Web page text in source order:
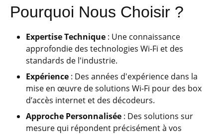
Pourquoi Nous Choisir ?
Expertise Technique : Une connaissance
approfondie des technologies Wi-Fi et des
standards de l'industrie.
Expérience : Des années d'expérience dans la
mise en œuvre de solutions Wi-Fi pour des box
d’accès internet et des décodeurs.
Approche Personnalisée : Des solutions sur
mesure qui répondent précisément à vos